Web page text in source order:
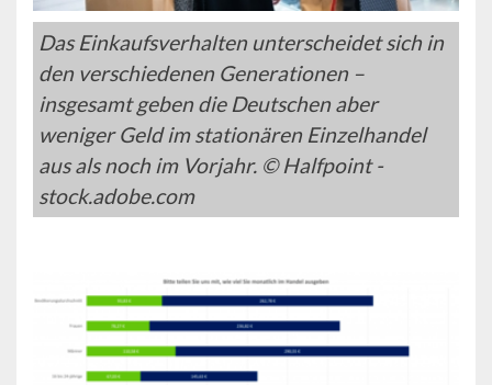
Das Einkaufsverhalten unterscheidet sich in
den verschiedenen Generationen –
insgesamt geben die Deutschen aber
weniger Geld im stationären Einzelhandel
aus als noch im Vorjahr. © Halfpoint -
stock.adobe.com